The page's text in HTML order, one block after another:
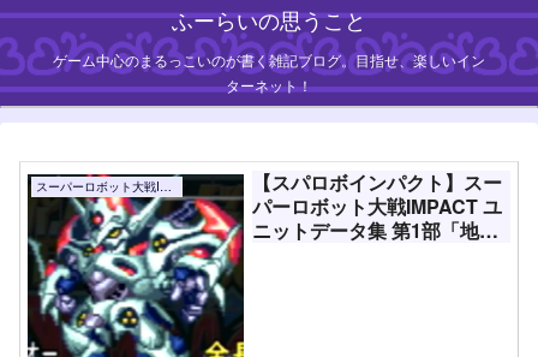
ふーらいの思うこと
ゲーム中心のまるっこいのが書く雑記ブログ。目指せ、楽しいイン
ターネット！
スーパーロボット大戦IMPACT
【スパロボインパクト】スー
パーロボット大戦IMPACT ユ
ニットデータ集 第1部「地上